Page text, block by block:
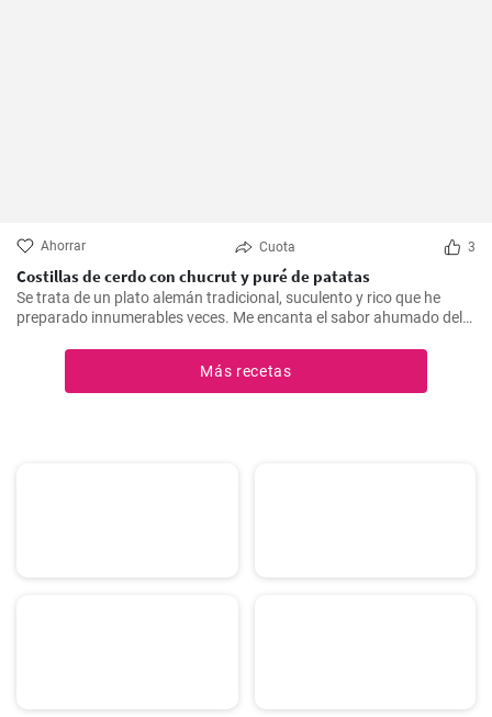
Ahorrar Cuota 3
Costillas de cerdo con chucrut y puré de patatas
Se trata de un plato alemán tradicional, suculento y rico que he
preparado innumerables veces. Me encanta el sabor ahumado del
patatas. Esta receta es ideal para ocasiones especiales y también
es un delicioso plato reconfortante en los días más fríos.
Más recetas